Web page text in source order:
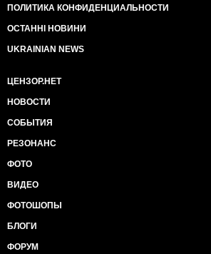
ПОЛИТИКА КОНФИДЕНЦИАЛЬНОСТИ
ОСТАННІ НОВИНИ
UKRAINIAN NEWS
ЦЕНЗОР.НЕТ
НОВОСТИ
СОБЫТИЯ
РЕЗОНАНС
ФОТО
ВИДЕО
ФОТОШОПЫ
БЛОГИ
ФОРУМ